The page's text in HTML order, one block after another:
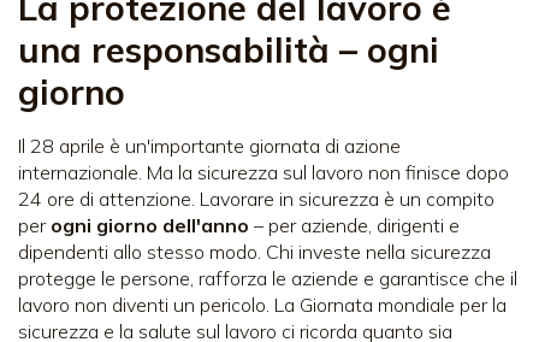
una responsabilità – ogni
giorno
Il 28 aprile è un'importante giornata di azione
internazionale. Ma la sicurezza sul lavoro non finisce dopo
24 ore di attenzione. Lavorare in sicurezza è un compito
per ogni giorno dell'anno – per aziende, dirigenti e
dipendenti allo stesso modo. Chi investe nella sicurezza
protegge le persone, rafforza le aziende e garantisce che il
lavoro non diventi un pericolo. La Giornata mondiale per la
sicurezza e la salute sul lavoro ci ricorda quanto sia